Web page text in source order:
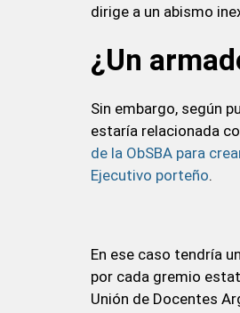
dirige a un abismo
¿Un
Sin embargo, según
estaría relacionada
de la ObSBA para
Ejecutivo porteño.
En ese caso tendría
por cada gremio
Unión de Docentes